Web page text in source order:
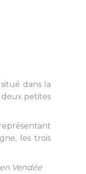
dans la
deux petites
les trois
Vendée